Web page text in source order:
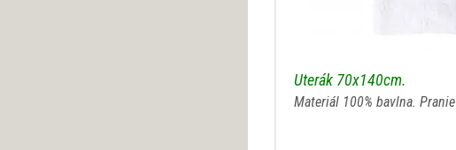
Uterák 70x140cm.
Materiál 100% bavlna. Pranie